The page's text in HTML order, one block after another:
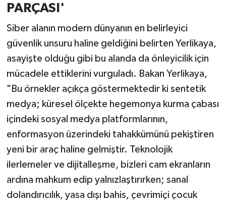
PARÇASI'
Siber alanın modern dünyanın en belirleyici
güvenlik unsuru haline geldiğini belirten Yerlikaya,
asayişte olduğu gibi bu alanda da önleyicilik için
mücadele ettiklerini vurguladı. Bakan Yerlikaya,
"Bu örnekler açıkça göstermektedir ki sentetik
medya; küresel ölçekte hegemonya kurma çabası
içindeki sosyal medya platformlarının,
enformasyon üzerindeki tahakkümünü pekiştiren
yeni bir araç haline gelmiştir. Teknolojik
ilerlemeler ve dijitalleşme, bizleri cam ekranların
ardına mahkum edip yalnızlaştırırken; sanal
dolandırıcılık, yasa dışı bahis, çevrimiçi çocuk